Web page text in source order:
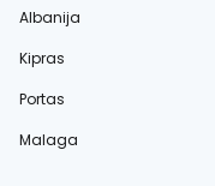
Albanija
Kipras
Portas
Malaga